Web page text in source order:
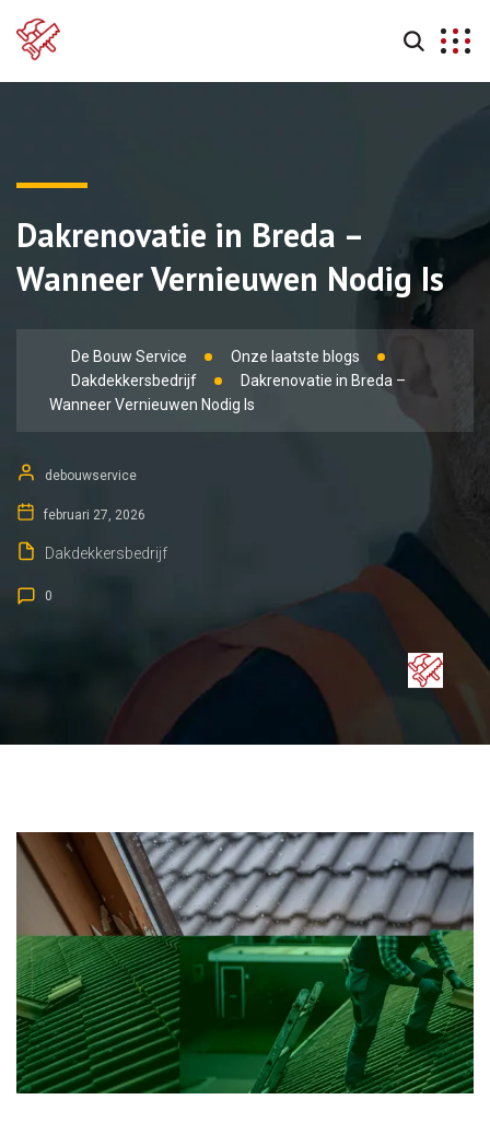
Dakrenovatie in Breda –
Wanneer Vernieuwen Nodig Is
De Bouw Service
Onze laatste blogs
Dakdekkersbedrijf
Dakrenovatie in Breda –
Wanneer Vernieuwen Nodig Is
debouwservice
februari 27, 2026
Dakdekkersbedrijf
0